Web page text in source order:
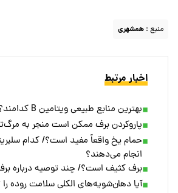
منبع : همشهری
اخبار مرتبط
بهترین منابع طبیعی ویتامین B کدامند؟
پاروکردن برف ممکن است منجر به
حمام یخ واقعاً مفید است؟/ کدام
انجام می‌دهند؟
برف کثیف است؟/ چند توصیه درباره
آیا دهان‌شویه‌های الکلی سلامت روده